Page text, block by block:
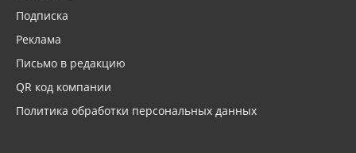
Подписка
Реклама
Письмо в редакцию
QR код компании
Политика обработки персональных данных